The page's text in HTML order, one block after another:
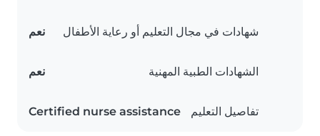
شهادات في مجال التعليم أو رعاية الأطفال نعم
الشهادات الطبية المهنية نعم
تفاصيل التعليم Certified nurse assistance